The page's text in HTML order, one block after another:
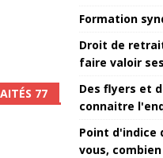
77
Formation
Droit de
faire valoir
Des flyers et
connaitre
Point d'indice
vous,